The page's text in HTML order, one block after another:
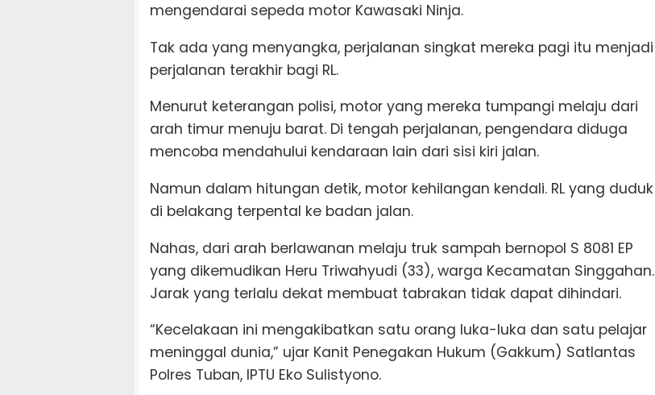
mengendarai sepeda motor Kawasaki Ninja.
Tak ada yang menyangka, perjalanan singkat mereka pagi itu menjadi
perjalanan terakhir bagi RL.
Menurut keterangan polisi, motor yang mereka tumpangi melaju dari
arah timur menuju barat. Di tengah perjalanan, pengendara diduga
mencoba mendahului kendaraan lain dari sisi kiri jalan.
Namun dalam hitungan detik, motor kehilangan kendali. RL yang duduk
di belakang terpental ke badan jalan.
Nahas, dari arah berlawanan melaju truk sampah bernopol S 8081 EP
yang dikemudikan Heru Triwahyudi (33), warga Kecamatan Singgahan.
Jarak yang terlalu dekat membuat tabrakan tidak dapat dihindari.
“Kecelakaan ini mengakibatkan satu orang luka-luka dan satu pelajar
meninggal dunia,” ujar Kanit Penegakan Hukum (Gakkum) Satlantas
Polres Tuban, IPTU Eko Sulistyono.